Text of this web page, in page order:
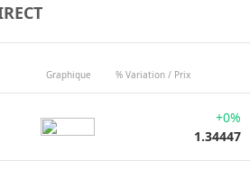
Graphique % Variation / Prix
+0%
1.34447